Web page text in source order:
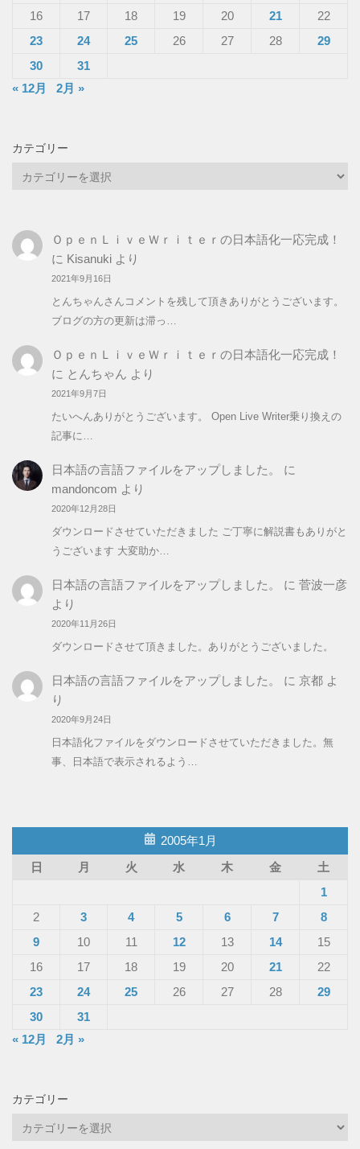
16 17 18 19 20 21
22
23
24 25 26 27 28
29
30
31
« 12月
2月 »
カテゴリー
リ
ー
ＯｐｅｎＬｉｖｅＷｒｉｔｅｒの日本語化一応完成！
に Kisanukiより
2021年9月16日
とんちゃんさんコメントを残して頂きありがとうございます。
ブログの方の更新は滞っ…
ＯｐｅｎＬｉｖｅＷｒｉｔｅｒの日本語化一応完成！
に とんちゃん より
2021年9月7日
たいへんありがとうございます。 Open Live Writer乗り換えの
記事に…
日本語の言語ファイルをアップしました。
に
mandoncom より
2020年12月28日
ダウンロードさせていただきました ご丁寧に解説書もありがと
うございます 大変助か…
日本語の言語ファイルをアップしました。 に 菅波一彦
より
2020年11月26日
ダウンロードさせて頂きました。ありがとうございました。
日本語の言語ファイルをアップしました。 に 京都よ
り
2020年9月24日
日本語化ファイルをダウンロードさせていただきました。無
事、日本語で表示されるよう…
2005年1月
日
月 火 水 木 金
土
1
2
3 4 5 6 7
8
9
10 11 12 13 14
15
16
17 18 19 20 21
22
23
24 25 26 27 28
29
30
31
« 12月
2月 »
カテゴリー